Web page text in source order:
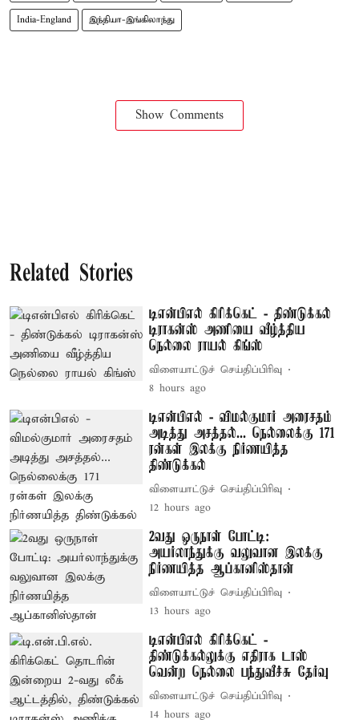
India-England இந்தியா-இங்கிலாந்து
Show Comments
Related Stories
டிஎன்பிஎல் கிரிக்கெட் - திண்டுக்கல்
டிராகன்ஸ் அணியை வீழ்த்திய
நெல்லை ராயல் கிங்ஸ்
விளையாட்டுச் செய்திப்பிரிவு
8 hours ago
டிஎன்பிஎல் - விமல்குமார் அரைசதம்
அடித்து அசத்தல்... நெல்லைக்கு 171
ரன்கள் இலக்கு நிர்ணயித்த
திண்டுக்கல்
விளையாட்டுச் செய்திப்பிரிவு
12 hours ago
2வது ஒருநாள் போட்டி:
அயர்லாந்துக்கு வலுவான இலக்கு
நிர்ணயித்த ஆப்கானிஸ்தான்
விளையாட்டுச் செய்திப்பிரிவு
13 hours ago
டிஎன்பிஎல் கிரிக்கெட் -
திண்டுக்கல்லுக்கு எதிராக டாஸ்
வென்ற நெல்லை பந்துவீச்சு தேர்வு
விளையாட்டுச் செய்திப்பிரிவு
14 hours ago